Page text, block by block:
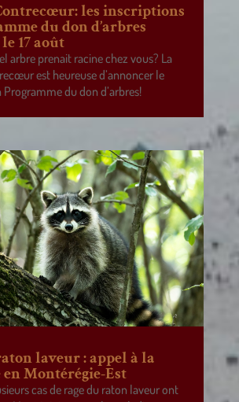
les inscriptions
du don d’arbres
17 août
arbre prenait racine chez vous? La
est heureuse d’annoncer le
du don d’arbres!
laveur : appel à la
Montérégie-Est
cas de rage du raton laveur ont